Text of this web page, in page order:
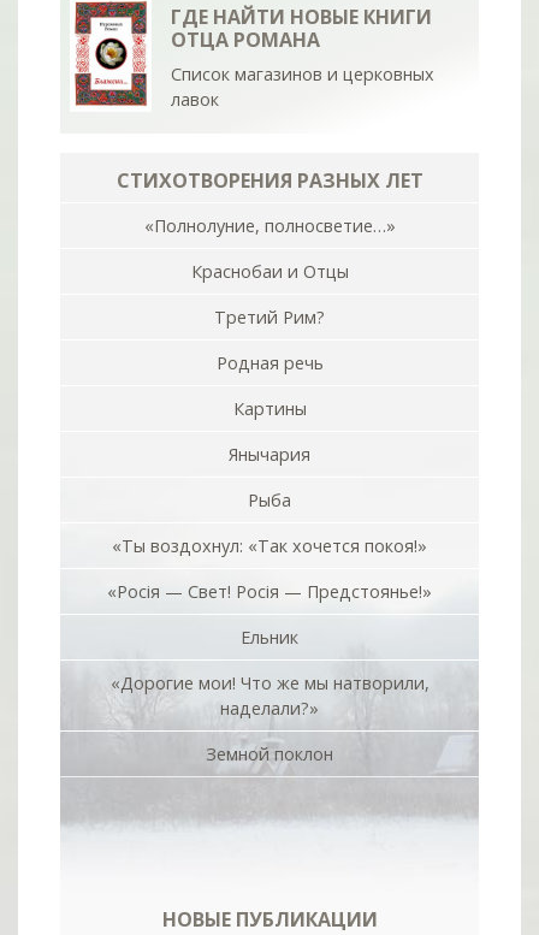
ГДЕ НАЙТИ НОВЫЕ КНИГИ
ОТЦА РОМАНА
Список магазинов и церковных
лавок
СТИХОТВОРЕНИЯ РАЗНЫХ ЛЕТ
«Полнолуние, полносветие…»
Краснобаи и Отцы
Третий Рим?
Родная речь
Картины
Янычария
Рыба
«Ты воздохнул: «Так хочется покоя!»
«Росiя — Свет! Росiя — Предстоянье!»
Ельник
«Дорогие мои! Что же мы натворили,
наделали?»
Земной поклон
НОВЫЕ ПУБЛИКАЦИИ